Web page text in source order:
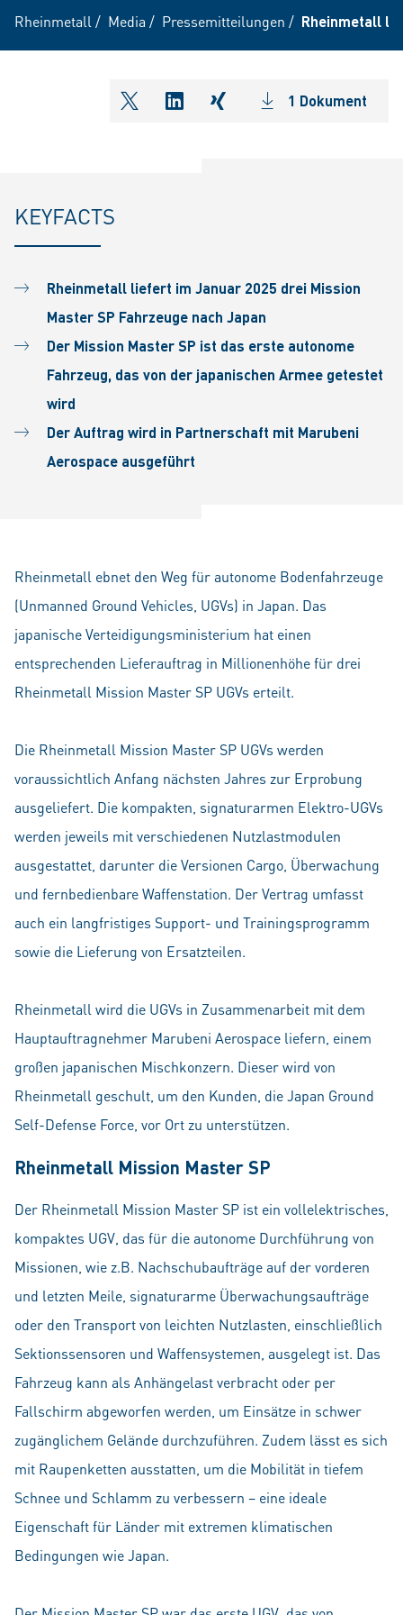
Rheinmetall / Media / Pressemitteilungen / Rheinmetall
shareOntwitter
shareOnlinkedIn
shareOnxing1 Dokument
KEYFACTS
Rheinmetall liefert im Januar 2025 drei Mission
Master SP Fahrzeuge nach Japan
Der Mission Master SP ist das erste autonome
Fahrzeug, das von der japanischen Armee getestet
wird
Der Auftrag wird in Partnerschaft mit Marubeni
Aerospace ausgeführt
Rheinmetall ebnet den Weg für autonome Bodenfahrzeuge
(Unmanned Ground Vehicles, UGVs) in Japan. Das
japanische Verteidigungsministerium hat einen
entsprechenden Lieferauftrag in Millionenhöhe für drei
Rheinmetall Mission Master SP UGVs erteilt.
Die Rheinmetall Mission Master SP UGVs werden
voraussichtlich Anfang nächsten Jahres zur Erprobung
ausgeliefert. Die kompakten, signaturarmen Elektro-UGVs
werden jeweils mit verschiedenen Nutzlastmodulen
ausgestattet, darunter die Versionen Cargo, Überwachung
und fernbedienbare Waffenstation. Der Vertrag umfasst
auch ein langfristiges Support- und Trainingsprogramm
sowie die Lieferung von Ersatzteilen.
Rheinmetall wird die UGVs in Zusam­men­arbeit mit dem
Hauptauftragnehmer Marubeni Aerospace liefern, einem
großen japanischen Mischkonzern. Dieser wird von
Rheinmetall geschult, um den Kunden, die Japan Ground
Self-Defense Force, vor Ort zu unterstützen.
Rheinmetall Mission Master SP
Der Rheinmetall Mission Master SP ist ein vollelektrisches,
kompaktes UGV, das für die autonome Durchführung von
Missionen, wie z.B. Nachschubaufträge auf der vorderen
und letzten Meile, signaturarme Überwachungsaufträge
oder den Transport von leichten Nutzlasten, einschließlich
Sektionssensoren und Waffensystemen, ausgelegt ist. Das
Fahrzeug kann als Anhängelast verbracht oder per
Fallschirm abgeworfen werden, um Einsätze in schwer
zugänglichem Gelände durchzuführen. Zudem lässt es sich
mit Raupenketten ausstatten, um die Mobilität in tiefem
Schnee und Schlamm zu verbessern – eine ideale
Eigenschaft für Länder mit extremen klimatischen
Bedingungen wie Japan.